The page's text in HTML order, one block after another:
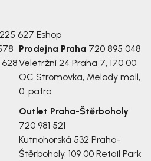
627 Eshop
628
Prodejna Praha 720 895 048
Veletržní 24 Praha 7, 170 00
OC Stromovka, Melody mall,
0. patro
Outlet Praha-Štěrboholy
720 981 521
Kutnohorská 532 Praha-
Štěrboholy, 109 00 Retail Park